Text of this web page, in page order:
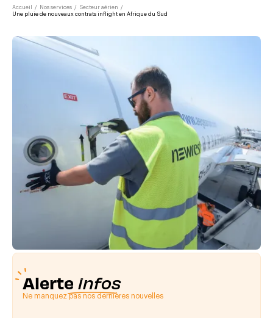
Accueil / Nos services / Secteur aérien
/
Une pluie de nouveaux contrats inflight en Afrique du Sud
Alerte infos
Ne manquez pas nos dernières nouvelles